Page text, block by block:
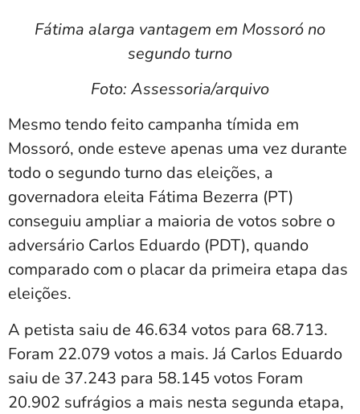
Fátima alarga vantagem em Mossoró no
segundo turno
Foto: Assessoria/arquivo
Mesmo tendo feito campanha tímida em
Mossoró, onde esteve apenas uma vez durante
todo o segundo turno das eleições, a
governadora eleita Fátima Bezerra (PT)
conseguiu ampliar a maioria de votos sobre o
adversário Carlos Eduardo (PDT), quando
comparado com o placar da primeira etapa das
eleições.
A petista saiu de 46.634 votos para 68.713.
Foram 22.079 votos a mais. Já Carlos Eduardo
saiu de 37.243 para 58.145 votos Foram
20.902 sufrágios a mais nesta segunda etapa,